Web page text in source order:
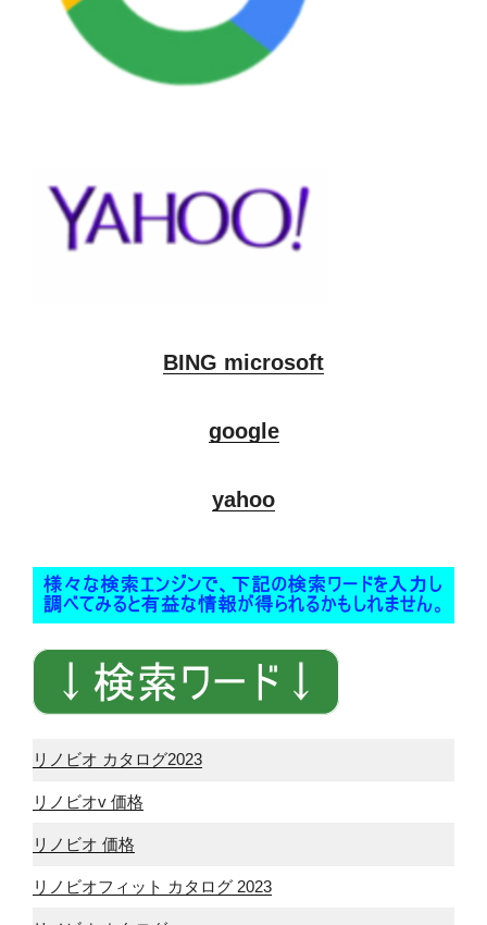
BING microsoft
google
yahoo
リノビオ カタログ2023
リノビオv 価格
リノビオ 価格
リノビオフィット カタログ 2023